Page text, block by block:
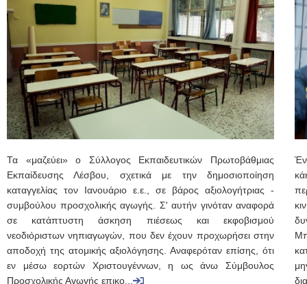
Τα «μαζεύει» ο Σύλλογος Εκπαιδευτικών Πρωτοβάθμιας
Εκπαίδευσης Λέσβου, σχετικά με την δημοσιοποίηση
καταγγελίας τον Ιανουάριο ε.ε., σε βάρος αξιολογήτριας -
συμβούλου προσχολικής αγωγής. Σ' αυτήν γινόταν αναφορά
σε κατάπτυστη άσκηση πιέσεως και εκφοβισμού
νεοδιόριστων νηπιαγωγών, που δεν έχουν προχωρήσει στην
αποδοχή της ατομικής αξιολόγησης. Αναφερόταν επίσης, ότι
εν μέσω εορτών Χριστουγέννων, η ως άνω Σύμβουλος
Προσχολικής Αγωγής επικο...